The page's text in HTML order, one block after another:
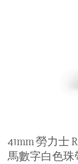
41mm 勞力士
馬數字白色珠